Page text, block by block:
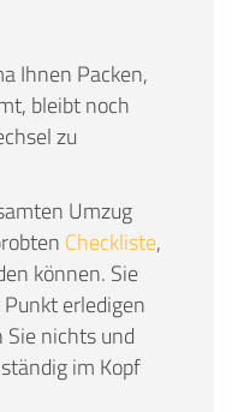
Ihnen Packen,
bleibt noch
zu
Umzug
Checkliste,
können. Sie
erledigen
Sie nichts und
im Kopf